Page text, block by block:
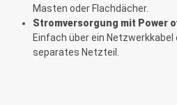
Masten oder Flachdächer.
Stromversorgung mit Power
Einfach über ein
separates Netzteil.